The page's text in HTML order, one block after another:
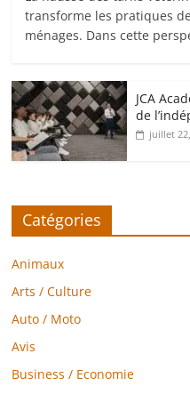
transforme les pratiques
ménages. Dans cette
JCA
de
juillet
Catégories
Animaux
Arts / Culture
Auto / Moto
Avis
Business / Economie